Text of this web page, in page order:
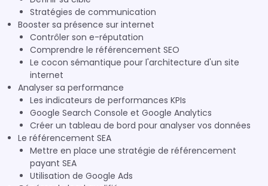
Stratégies de communication
Booster sa présence sur internet
Contrôler son e-réputation
Comprendre le référencement SEO
Le cocon sémantique pour l'architecture d'un site
internet
Analyser sa performance
Les indicateurs de performances KPIs
Google Search Console et Google Analytics
Créer un tableau de bord pour analyser vos données
Le référencement SEA
Mettre en place une stratégie de référencement
payant SEA
Utilisation de Google Ads